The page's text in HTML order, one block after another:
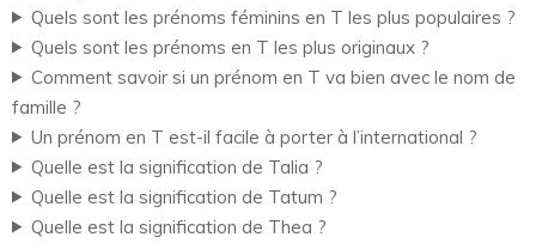
Quels sont les prénoms féminins en T les plus populaires ?
Quels sont les prénoms en T les plus originaux ?
Comment savoir si un prénom en T va bien avec le nom de
famille ?
Un prénom en T est-il facile à porter à l’international ?
Quelle est la signification de Talia ?
Quelle est la signification de Tatum ?
Quelle est la signification de Thea ?